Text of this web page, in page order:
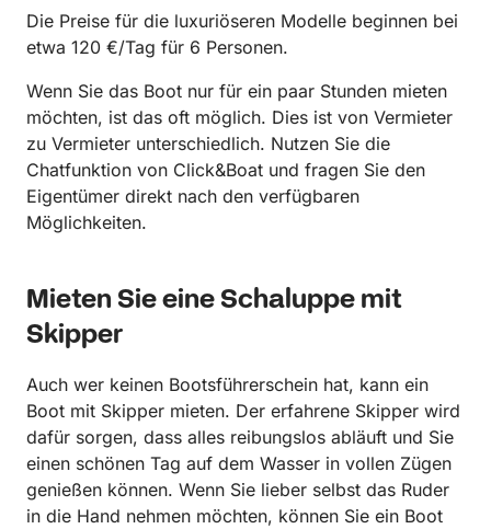
Die Preise für die luxuriöseren Modelle beginnen bei
etwa 120 €/Tag für 6 Personen.
Wenn Sie das Boot nur für ein paar Stunden mieten
möchten, ist das oft möglich. Dies ist von Vermieter
zu Vermieter unterschiedlich. Nutzen Sie die
Chatfunktion von Click&Boat und fragen Sie den
Eigentümer direkt nach den verfügbaren
Möglichkeiten.
Mieten Sie eine Schaluppe mit
Skipper
Auch wer keinen Bootsführerschein hat, kann ein
Boot mit Skipper mieten. Der erfahrene Skipper wird
dafür sorgen, dass alles reibungslos abläuft und Sie
einen schönen Tag auf dem Wasser in vollen Zügen
genießen können. Wenn Sie lieber selbst das Ruder
in die Hand nehmen möchten, können Sie ein Boot